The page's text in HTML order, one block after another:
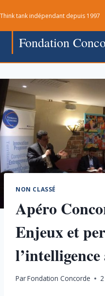
au
contenu
Think tank indépendant depuis 1997
Fondation
NON CLASSÉ
Apéro
Enjeux et
ParFondation Concorde